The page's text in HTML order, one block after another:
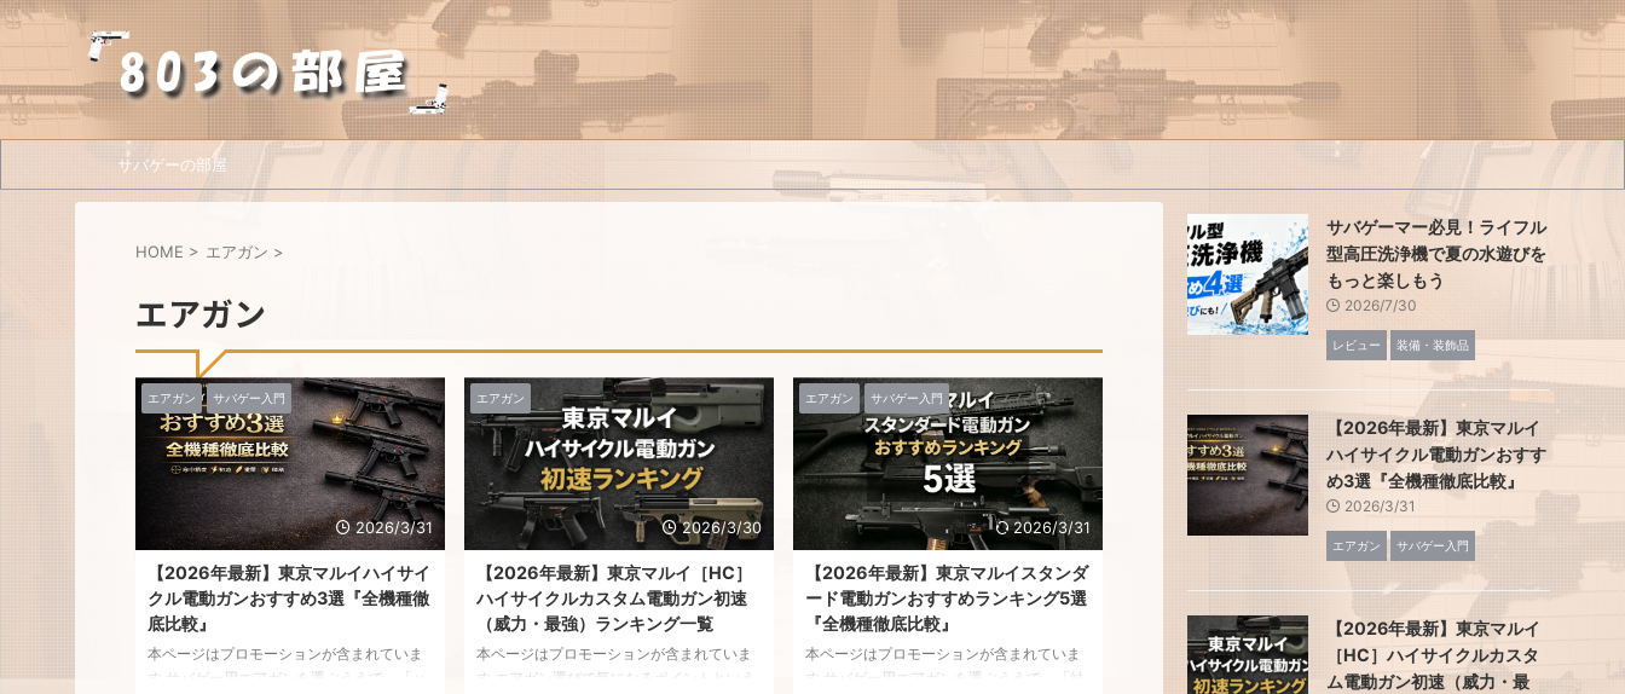
サバゲーの部屋
HOME > エアガン >
エアガン
エアガン サバゲー入門
2026/3/31
【2026年最新】東京マルイハイサイ
クル電動ガンおすすめ3選『全機種徹
底比較』
本ページはプロモーションが含まれていま
す サバゲー用エアガンを選ぶうえで、「ハ
エアガン
2026/3/30
【2026年最新】東京マルイ［HC］
ハイサイクルカスタム電動ガン初速
（威力・最強）ランキング一覧
本ページはプロモーションが含まれていま
す エアガン選びで気になるポイントといえ
エアガン サバゲー入門
2026/3/31
【2026年最新】東京マルイスタンダ
ード電動ガンおすすめランキング5選
『全機種徹底比較』
本ページはプロモーションが含まれていま
す サバゲー用エアガンを選ぶうえで、「結
サバゲーマー必見！ライフル
型高圧洗浄機で夏の水遊びを
もっと楽しもう
2026/7/30
レビュー 装備・装飾品
【2026年最新】東京マルイ
ハイサイクル電動ガンおすす
め3選『全機種徹底比較』
2026/3/31
エアガン サバゲー入門
【2026年最新】東京マルイ
［HC］ハイサイクルカスタ
ム電動ガン初速（威力・最